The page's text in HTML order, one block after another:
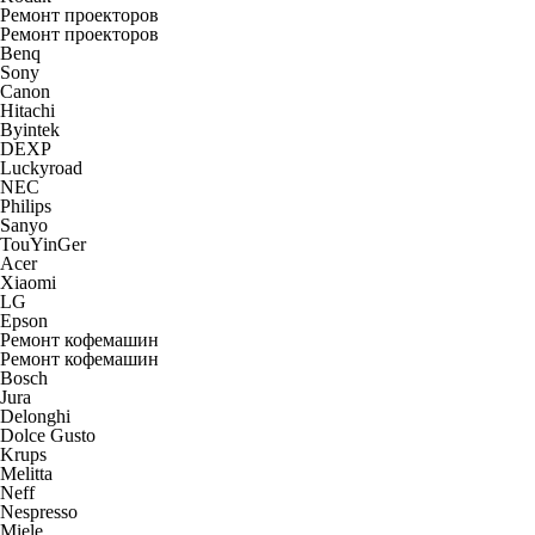
Ремонт проекторов
Ремонт проекторов
Benq
Sony
Canon
Hitachi
Byintek
DEXP
Luckyroad
NEC
Philips
Sanyo
TouYinGer
Acer
Xiaomi
LG
Epson
Ремонт кофемашин
Ремонт кофемашин
Bosch
Jura
Delonghi
Dolce Gusto
Krups
Melitta
Neff
Nespresso
Miele